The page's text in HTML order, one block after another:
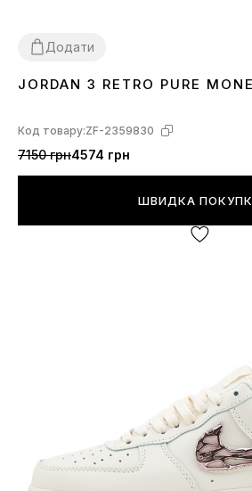
Додати
3637384041 4243
JORDAN 3 RETRO PURE
Код товару:ZF-2359830
7150 грн4574 грн
ШВИДКА